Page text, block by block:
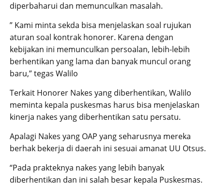
diperbaharui dan memunculkan masalah.
” Kami minta sekda bisa menjelaskan soal rujukan
aturan soal kontrak honorer. Karena dengan
kebijakan ini memunculkan persoalan, lebih-lebih
berhentikan yang lama dan banyak muncul orang
baru,” tegas Walilo
Terkait Honorer Nakes yang diberhentikan, Walilo
meminta kepala puskesmas harus bisa menjelaskan
kinerja nakes yang diberhentikan satu persatu.
Apalagi Nakes yang OAP yang seharusnya mereka
berhak bekerja di daerah ini sesuai amanat UU Otsus.
“Pada prakteknya nakes yang lebih banyak
diberhentikan dan ini salah besar kepala Puskesmas.